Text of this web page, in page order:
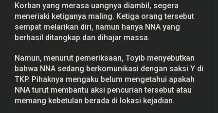
Korban yang merasa uangnya diambil, segera
meneriaki ketiganya maling. Ketiga orang tersebut
sempat melarikan diri, namun hanya NNA yang
berhasil ditangkap dan dihajar massa.
Namun, menurut pemeriksaan, Toyib menyebutkan
bahwa NNA sedang berkomunikasi dengan saksi Y di
TKP. Pihaknya mengaku belum mengetahui apakah
NNA turut membantu aksi pencurian tersebut atau
memang kebetulan berada di lokasi kejadian.